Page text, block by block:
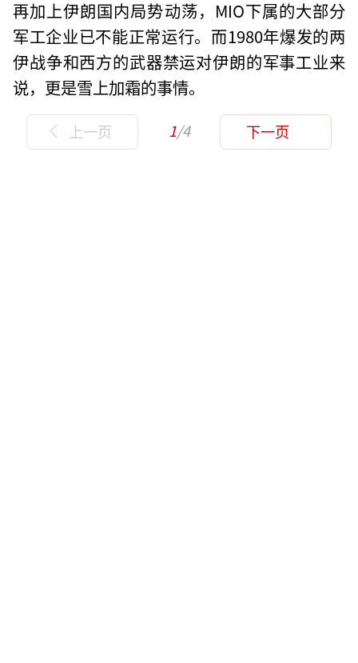
再加上伊朗国内局势动荡，MIO下属的大部分
军工企业已不能正常运行。而1980年爆发的两
伊战争和西方的武器禁运对伊朗的军事工业来
说，更是雪上加霜的事情。
上一页 1/4 下一页